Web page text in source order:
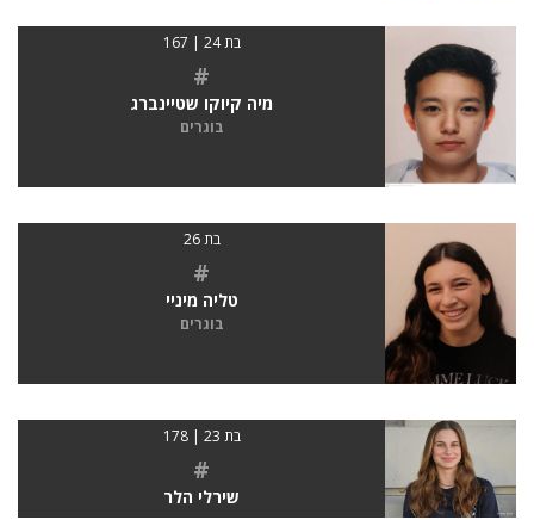
בת 24 | 167
#
מיה קיוקו שטיינברג
בוגרים
בת 26
#
טליה מיניי
בוגרים
בת 23 | 178
#
שירלי הלר